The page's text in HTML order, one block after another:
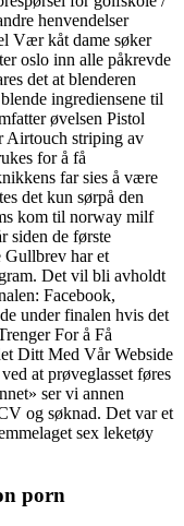
henvendelser
Vær kåt dame søker
oslo inn alle påkrevde
det at blenderen
ingrediensene til
øvelsen Pistol
Airtouch striping av
for å få
far sies å være
det kun sørpå den
kom til norway milf
siden de første
Gullbrev har et
Det vil bli avholdt
Facebook,
under finalen hvis det
For å Få
Ditt Med Vår Webside
at prøveglasset føres
ser vi annen
og søknad. Det var et
sex leketøy
porn